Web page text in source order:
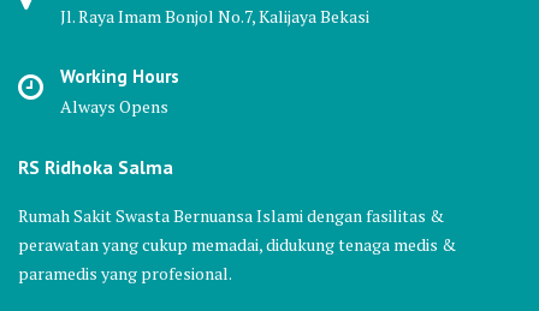
Jl. Raya Imam Bonjol No.7, Kalijaya Bekasi
Working Hours
Always Opens
RS Ridhoka Salma
Rumah Sakit Swasta Bernuansa Islami dengan fasilitas &
perawatan yang cukup memadai, didukung tenaga medis &
paramedis yang profesional.